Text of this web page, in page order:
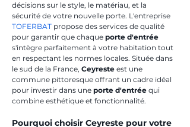
décisions sur le style, le matériau, et la
sécurité de votre nouvelle porte. L'entreprise
TOFERBAT propose des services de qualité
pour garantir que chaque porte d'entrée
s'intègre parfaitement à votre habitation tout
en respectant les normes locales. Située dans
le sud de la France, Ceyreste est une
commune pittoresque offrant un cadre idéal
pour investir dans une porte d'entrée qui
combine esthétique et fonctionnalité.
Pourquoi choisir Ceyreste pour votre